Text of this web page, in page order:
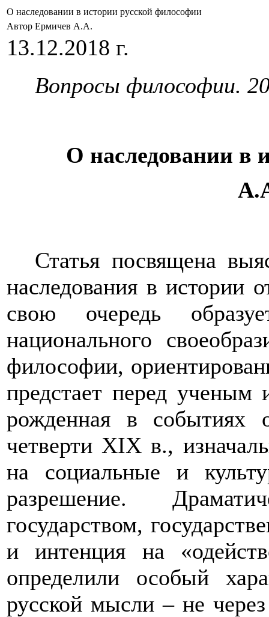
О наследовании в истории русской философии
Автор Ермичев А.А.
13.12.2018 г.
Вопросы философии.
О наследовании в
Статья посвящена
наследования в истории
свою очередь
национального
философии,
предстает перед ученым
рожденная в событиях
четверти XIX в.,
на социальные и
разрешение.
государством,
и интенция на
определили особый
русской мысли – не